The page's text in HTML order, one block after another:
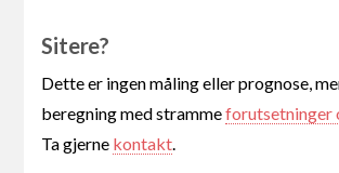
Sitere?
Dette er ingen måling eller prognose,
beregning med strammeforutsetninger
Ta gjerne kontakt